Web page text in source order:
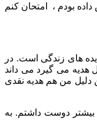
بودم ، امتحان کنم
های زندگی است. در
می گیرد می داند
دلیل من هم هدیه نقدی
دوست داشتم. به